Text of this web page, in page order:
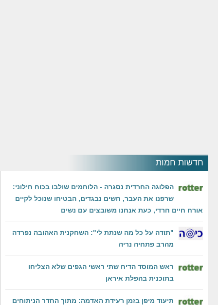
חדשות חמות
הפלוגה החרדית נסגרה - הלוחמים שולבו בכוח חילוני:
שרפנו את העבר, חשים נבגדים, הבטיחו שנוכל לקיים
אורח חיים חרדי, כעת אנחנו משובצים עם נשים
"תודה על כל מה שנתת לי": השחקנית האהובה נפרדה
מהרב פתחיה נריה
ראש המוסד הדיח שתי ראשי הגפים שלא הצליחו
בתוכנית בהפלת איראן
תיעוד מיפן בזמן רעידת האדמה: מתוך החדר הניתוחים